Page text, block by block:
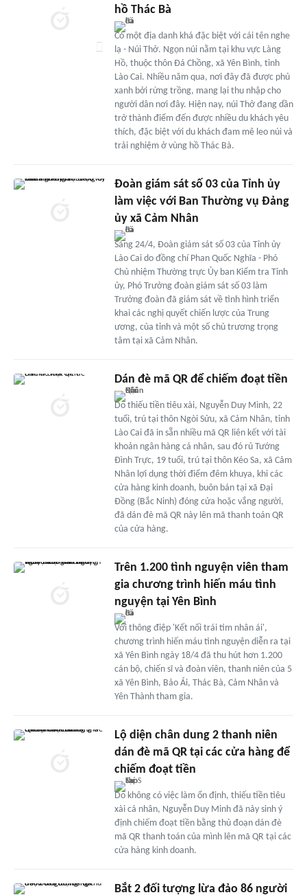
hồ Thác Bà
Có một địa danh khá đặc biệt với cái tên nghe
lạ - Núi Thở. Ngọn núi nằm tại khu vực Làng
Hồ, thuộc thôn Đá Chồng, xã Yên Bình, tỉnh
Lào Cai. Nhiều năm qua, nơi đây đã được phủ
xanh bởi rừng trồng, mang lại thu nhập cho
người dân nơi đây. Hiện nay, núi Thở đang dần
trở thành điểm đến được nhiều du khách yêu
thích, đặc biệt với du khách đam mê leo núi và
trải nghiệm ở vùng hồ Thác Bà.
Đoàn giám sát số 03 của Tỉnh ủy
làm việc với Ban Thường vụ Đảng
ủy xã Cảm Nhân
Sáng 24/4, Đoàn giám sát số 03 của Tỉnh ủy
Lào Cai do đồng chí Phan Quốc Nghĩa - Phó
Chủ nhiệm Thường trực Ủy ban Kiểm tra Tỉnh
ủy, Phó Trưởng đoàn giám sát số 03 làm
Trưởng đoàn đã giám sát về tình hình triển
khai các nghị quyết chiến lược của Trung
ương, của tỉnh và một số chủ trương trọng
tâm tại xã Cảm Nhân.
Dán đè mã QR để chiếm đoạt tiền
Do thiếu tiền tiêu xài, Nguyễn Duy Minh, 22
tuổi, trú tại thôn Ngòi Sửu, xã Cảm Nhân, tỉnh
Lào Cai đã in sẵn nhiều mã QR liên kết với tài
khoản ngân hàng cá nhân, sau đó rủ Tướng
Đình Trực, 19 tuổi, trú tại thôn Kéo Sa, xã Cảm
Nhân lợi dụng thời điểm đêm khuya, khi các
cửa hàng kinh doanh, buôn bán tại xã Đại
Đồng (Bắc Ninh) đóng cửa hoặc vắng người,
đã dán đè mã QR này lên mã thanh toán QR
của cửa hàng.
Trên 1.200 tình nguyện viên tham
gia chương trình hiến máu tình
nguyện tại Yên Bình
Với thông điệp 'Kết nối trái tim nhân ái',
chương trình hiến máu tình nguyện diễn ra tại
xã Yên Bình ngày 18/4 đã thu hút hơn 1.200
cán bộ, chiến sĩ và đoàn viên, thanh niên của 5
xã Yên Bình, Bảo Ái, Thác Bà, Cảm Nhân và
Yên Thành tham gia.
Lộ diện chân dung 2 thanh niên
dán đè mã QR tại các cửa hàng để
chiếm đoạt tiền
Do không có việc làm ổn định, thiếu tiền tiêu
xài cá nhân, Nguyễn Duy Minh đã nảy sinh ý
định chiếm đoạt tiền bằng thủ đoạn dán đè
mã QR thanh toán của mình lên mã QR tại các
cửa hàng kinh doanh.
Bắt 2 đối tượng lừa đảo 86 người